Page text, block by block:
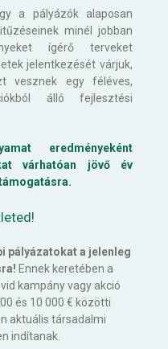
a pályázók alaposan
minél jobban
ígérő terveket
jelentkezését várjuk,
vesznek egy féléves,
álló fejlesztési
eredményeként
várhatóan jövő év
pályázatokat a jelenleg
Ennek keretében a
kampány vagy akció
és 10 000 € közötti
aktuális társadalmi
indítanak.